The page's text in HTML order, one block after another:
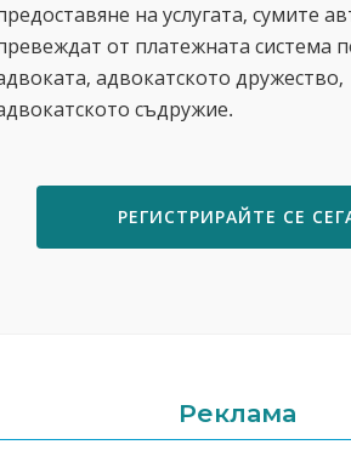
на услугата, сумите
от платежната система
адвокатското дружество,
съдружие.
РЕГИСТРИРАЙТЕ СЕ
Реклама